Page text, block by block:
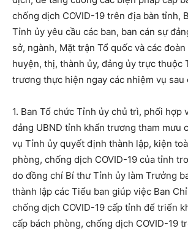
chống dịch COVID-19 trên địa bàn tỉnh,
Tỉnh ủy yêu cầu các ban, ban cán sự
sở, ngành, Mặt trận Tổ quốc và các
huyện, thị, thành ủy, đảng ủy trực thuộc
trương thực hiện ngay các nhiệm vụ sau
1. Ban Tổ chức Tỉnh ủy chủ trì, phối hợp
đảng UBND tỉnh khẩn trương tham mưu
vụ Tỉnh ủy quyết định thành lập, kiện
phòng, chống dịch COVID-19 của tỉnh
do đồng chí Bí thư Tỉnh ủy làm Trưởng
thành lập các Tiểu ban giúp việc Ban
chống dịch COVID-19 cấp tỉnh để triển
cấp bách phòng, chống dịch COVID-19